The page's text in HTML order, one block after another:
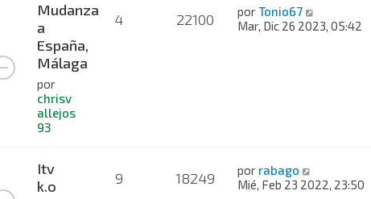
Mudanza
a
España,
Málaga
por
chrisv
allejos
93
4 22100 porTonio67
Mar, Dic 26 2023, 05:42
Itv
k.o
9 18249 por rabago
Mié, Feb 23 2022, 23:50